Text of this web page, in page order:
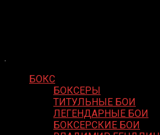
БОКС
БОКСЕРЫ
ТИТУЛЬНЫЕ БОИ
ЛЕГЕНДАРНЫЕ БОИ
БОКСЕРСКИЕ БОИ